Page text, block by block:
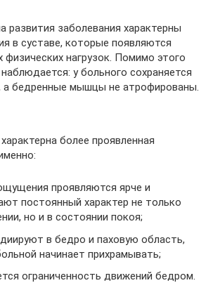
развития заболевания характерны
в суставе, которые появляются
физических нагрузок. Помимо этого
у больного сохраняется
а бедренные мышцы не атрофированы.
более проявленная
проявляются ярче и
постоянный характер не только
но и в состоянии покоя;
в бедро и паховую область,
начинает прихрамывать;
ограниченность движений бедром.